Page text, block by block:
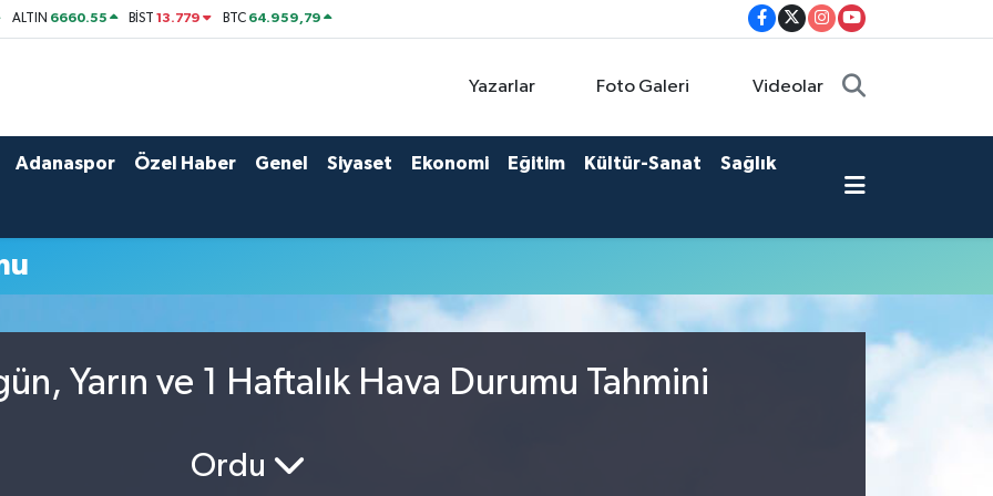
ALTIN 6660.55 BİST13.779 BTC 64.959,79
Yazarlar Foto Galeri Videolar
Adanaspor Özel Haber Genel Siyaset Ekonomi Eğitim Kültür-Sanat Sağlık
Yarın ve 1 Haftalık Hava Durumu Tahmini
Ordu